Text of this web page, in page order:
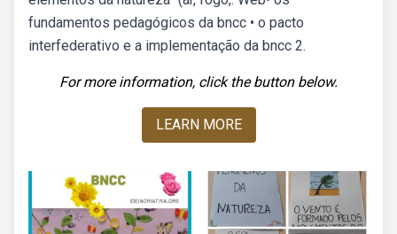
fundamentos pedagógicos da bncc • o pacto
interfederativo e a implementação da bncc 2.
For more information, click the button below.
LEARN MORE